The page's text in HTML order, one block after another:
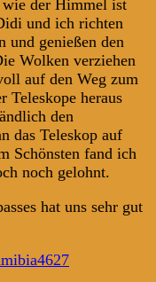
der Himmel ist
und ich richten
und genießen den
Wolken verziehen
auf den Weg zum
Teleskope heraus
den
das Teleskop auf
Schönsten fand ich
noch gelohnt.
hat uns sehr gut